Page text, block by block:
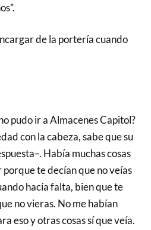
de la portería cuando
pudo ir a Almacenes Capitol?
con la cabeza, sabe que su
Había muchas cosas
te decían que no veías
hacía falta, bien que te
no vieras. No me habían
eso y otras cosas sí que veía.